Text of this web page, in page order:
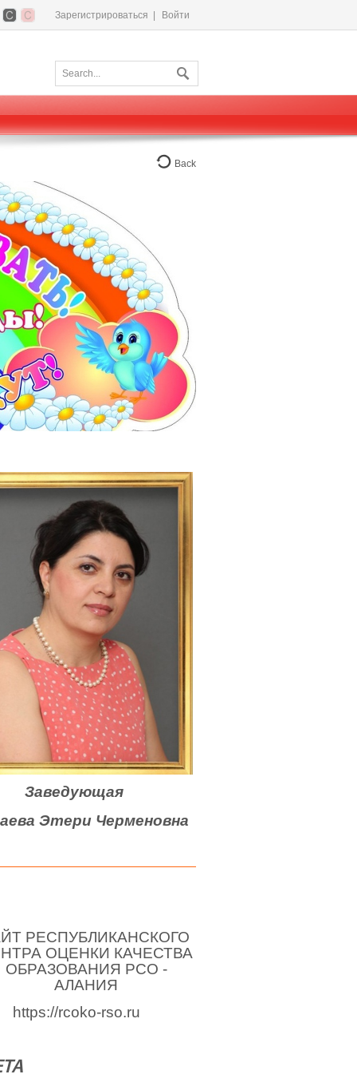
Зарегистрироваться Войти
Back
Заведующая
Этери Черменовна
РЕСПУБЛИКАНСКОГО
ОЦЕНКИ КАЧЕСТВА
ОБРАЗОВАНИЯ РСО -
АЛАНИЯ
https://rcoko-rso.ru